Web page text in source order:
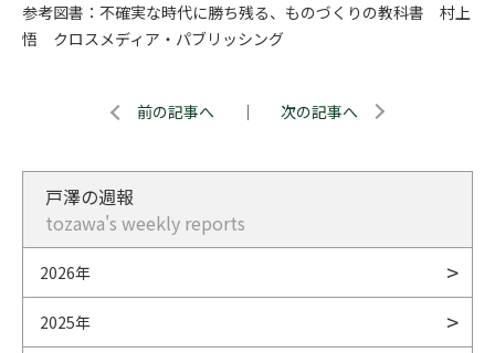
参考図書：不確実な時代に勝ち残る、ものづくりの教科書 村上
悟 クロスメディア・パブリッシング
前の記事へ ｜ 次の記事へ
戸澤の週報
tozawa's weekly reports
2026年
2025年